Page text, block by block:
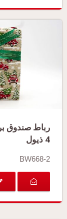
BW668-2